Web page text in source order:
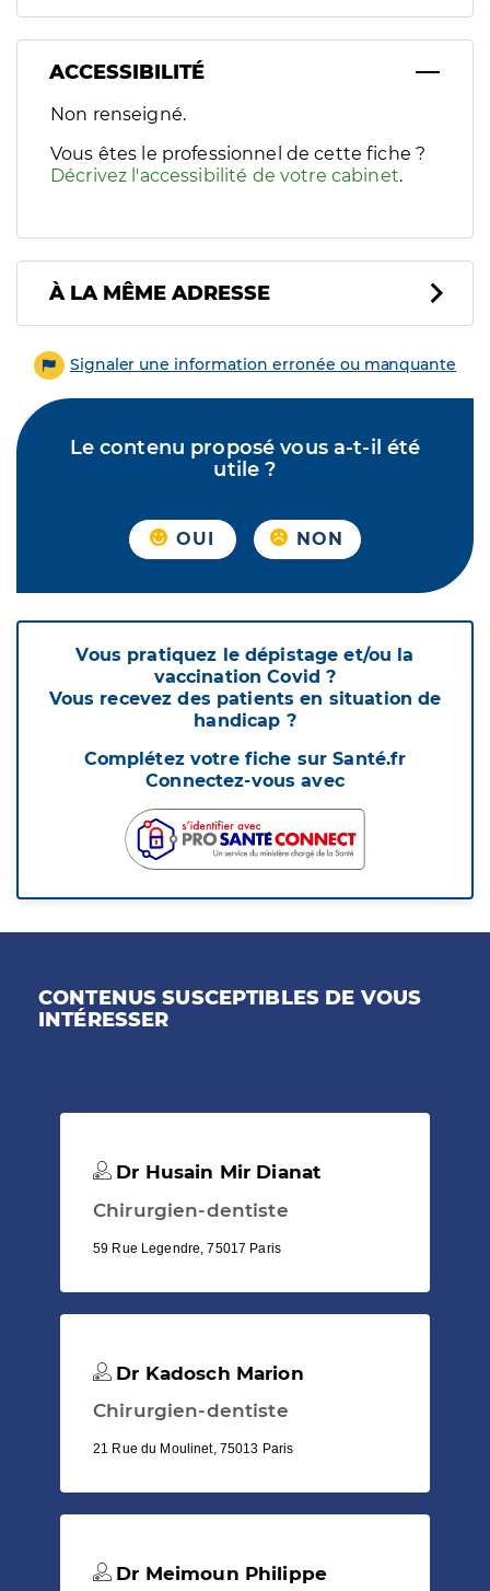
ACCESSIBILITÉ
Filtres
Sélectionnez un ou plusieurs handicaps/besoins
Non renseigné.
Vous êtes le professionnel de cette fiche ?
Décrivez l'accessibilité de votre cabinet.
À LA MÊME ADRESSE
Signaler une information erronée ou manquante
Le contenu proposé vous a-t-il été
utile ?
OUI NON
Vous pratiquez le dépistage et/ou la
vaccination Covid ?
Vous recevez des patients en situation de
handicap ?
Complétez votre fiche sur Santé.fr
Connectez-vous avec
CONTENUS SUSCEPTIBLES DE VOUS
INTÉRESSER
Dr Husain Mir Dianat
Chirurgien-dentiste
59 Rue Legendre, 75017 Paris
Dr Kadosch Marion
Chirurgien-dentiste
21 Rue du Moulinet, 75013 Paris
Dr Meimoun Philippe